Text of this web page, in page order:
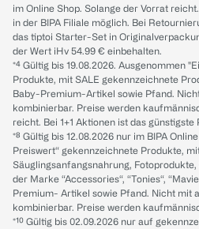
im Online Shop. Solange der Vorrat
in der BIPA Filiale möglich. Bei
das tiptoi Starter-Set in
der Wert iHv 54.99 € einbehalten.
*⁴ Gültig bis 19.08.2026. Ausgenommen
Produkte, mit SALE gekennzeichnete
Baby-Premium-Artikel sowie Pfand.
kombinierbar. Preise werden
reicht. Bei 1+1 Aktionen ist das günstigste
*⁸ Gültig bis 12.08.2026 nur im BIPA
Preiswert“ gekennzeichnete Produkte,
Säuglingsanfangsnahrung,
der Marke “Accessories“, “Tonies“,
Premium- Artikel sowie Pfand. Nicht mit
kombinierbar. Preise werden
*¹⁰ Gültig bis 02.09.2026 nur auf